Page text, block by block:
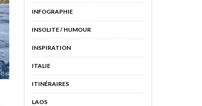
,
INFOGRAPHIE
INSOLITE / HUMOUR
INSPIRATION
ITALIE
ITINÉRAIRES
LAOS